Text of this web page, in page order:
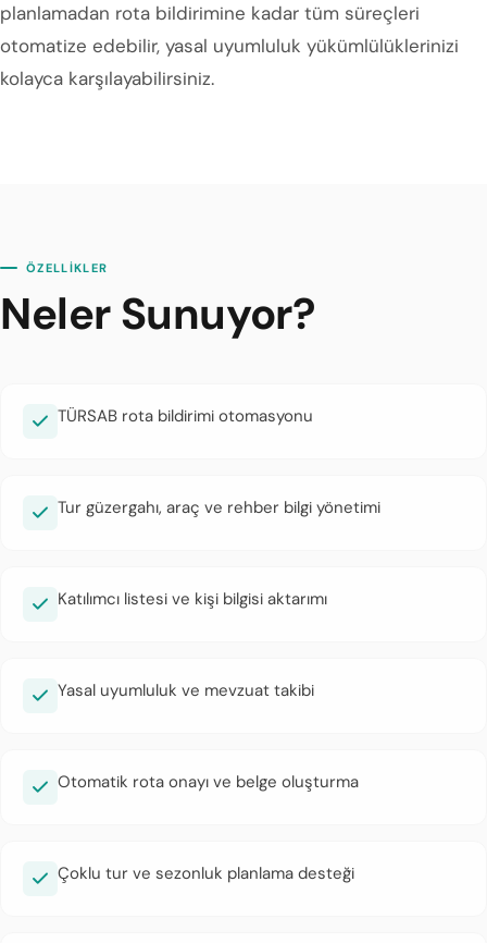
planlamadan rota bildirimine kadar tüm süreçleri
otomatize edebilir, yasal uyumluluk yükümlülüklerinizi
kolayca karşılayabilirsiniz.
ÖZELLİKLER
Neler Sunuyor?
TÜRSAB rota bildirimi otomasyonu
Tur güzergahı, araç ve rehber bilgi yönetimi
Katılımcı listesi ve kişi bilgisi aktarımı
Yasal uyumluluk ve mevzuat takibi
Otomatik rota onayı ve belge oluşturma
Çoklu tur ve sezonluk planlama desteği